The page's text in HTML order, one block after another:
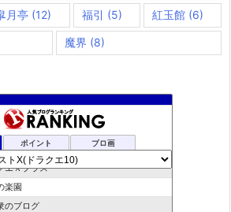
月亭 (12) 福引 (5) 紅玉館(6)
魔界 (8)
ポイント ブロ画
信草紙
エ10ぱふぱふの向こう側
エＸプラス
楽園
のブログ